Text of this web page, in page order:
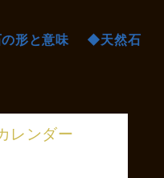
形と意味
◆天然石
レンダー